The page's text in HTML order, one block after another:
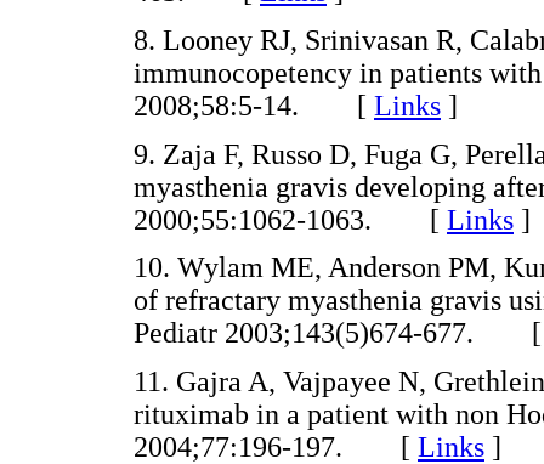
8. Looney RJ, Srinivasan R,
immunocopetency in patients
2008;58:5-14. [ Links ]
9. Zaja F, Russo D, Fuga G,
myasthenia gravis developing
2000;55:1062-1063. [ Links ]
10. Wylam ME, Anderson PM,
of refractary myasthenia gravis
Pediatr 2003;143(5)674-677.
11. Gajra A, Vajpayee N,
rituximab in a patient with non
2004;77:196-197. [ Links ]